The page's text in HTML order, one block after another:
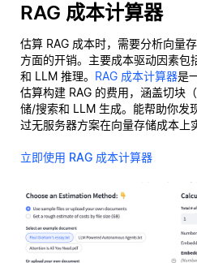
RAG 成本计算器
估算 RAG 成本时，需要分析向量
方面的开销。主要成本驱动因素包
和 LLM 推理。 RAG 成本计算器是
估算构建 RAG 的费用，涵盖切块
储/搜索和 LLM 生成。能帮助你发
过无服务器方案在向量存储成本上
立即使用 RAG 成本计算器